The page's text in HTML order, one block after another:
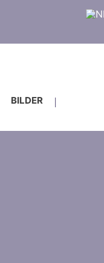
BILDER